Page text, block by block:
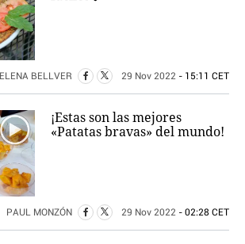
ELENA BELLVER 29 Nov 2022 - 15:11 CET
¡Estas son las mejores
«Patatas bravas» del mundo!
PAUL MONZÓN 29 Nov 2022 - 02:28 CET